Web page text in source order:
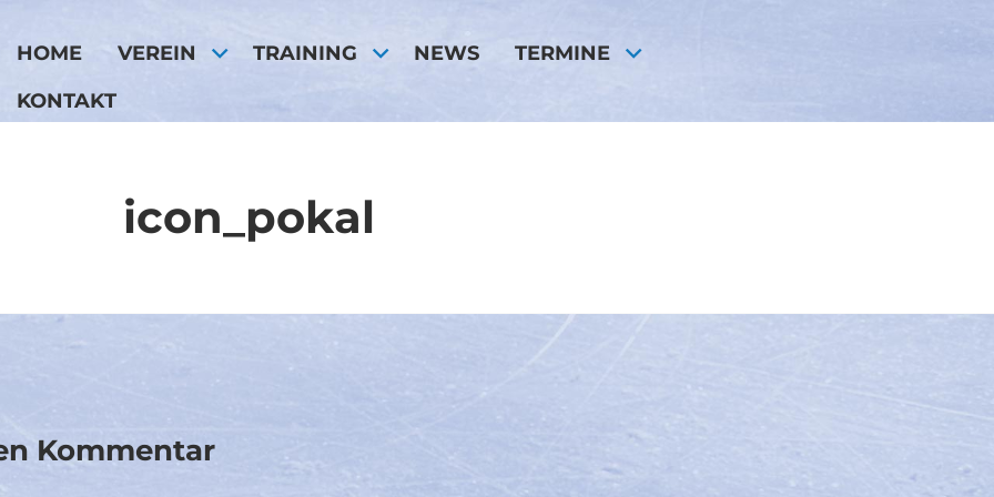
HOME VEREIN TRAINING NEWS TERMINE
KONTAKT
icon_pokal
Kommentar